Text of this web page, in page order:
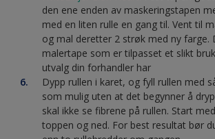
den ene enden av maskeringstapen
med en liten rulle en gang til. Vent til
og mal deretter 2 strøk med ny farge.
malertape som er tilpasset et slikt
utvalg din forhandler har
Dypp rullen i karet, og fyll rullen med
som mulig uten at det begynner å
skal ikke se fibrene på rullen. Start
toppen og ned. For best resultat bør